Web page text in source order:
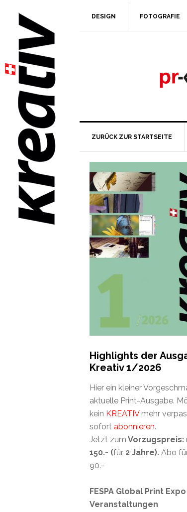
DESIGN FOTOGRAFIE
ZURÜCK ZUR STARTSEITE
Highlights der
Kreativ 1/2026
Hier ein kleiner
aktuelle Print-Ausgabe.
kein KREATIVmehr
sofort abonnieren.
Jetzt zum Vorzugspreis:
150.- (für 2 Jahre). Abo
90.-
FESPA Global Print
Veranstaltungen